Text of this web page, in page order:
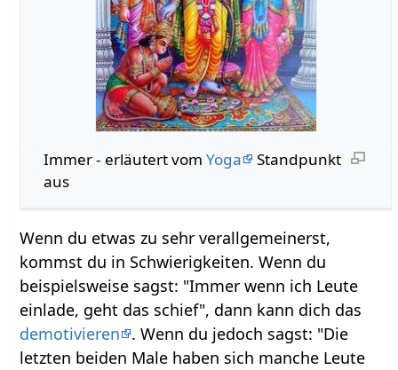
Immer‏‎ - erläutert vom Yoga
Standpunkt
aus
Wenn du etwas zu sehr verallgemeinerst,
kommst du in Schwierigkeiten. Wenn du
beispielsweise sagst: "Immer wenn ich Leute
einlade, geht das schief", dann kann dich das
demotivieren
. Wenn du jedoch sagst: "Die
letzten beiden Male haben sich manche Leute